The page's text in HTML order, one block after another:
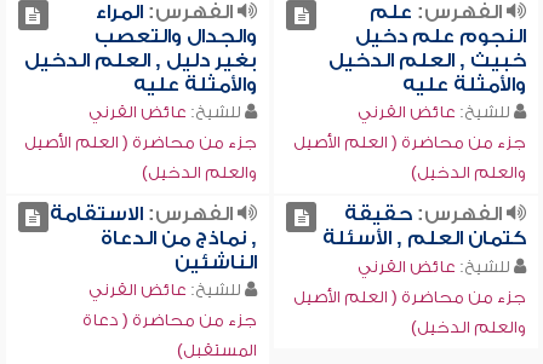
الفهرس: علم
النجوم علم دخيل
خبيث , العلم الدخيل
والأمثلة عليه
للشيخ: عائض القرني
جزء من محاضرة ( العلم الأصيل
والعلم الدخيل)
الفهرس:المراء
والجدال والتعصب
بغير دليل , العلم الدخيل
والأمثلة عليه
للشيخ: عائض القرني
جزء من محاضرة ( العلم الأصيل
والعلم الدخيل)
الفهرس:حقيقة
كتمان العلم , الأسئلة
للشيخ: عائض القرني
جزء من محاضرة ( العلم الأصيل
والعلم الدخيل)
الفهرس:الاستقامة
, نماذج من الدعاة
الناشئين
للشيخ: عائض القرني
جزء من محاضرة ( دعاة
المستقبل)